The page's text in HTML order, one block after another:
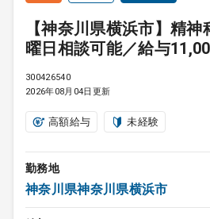
【神奈川県横浜市】精
曜日相談可能／給与
300426540
2026年08月04日更新
高額給与 未経験
勤務地
神奈川県神奈川県横浜市